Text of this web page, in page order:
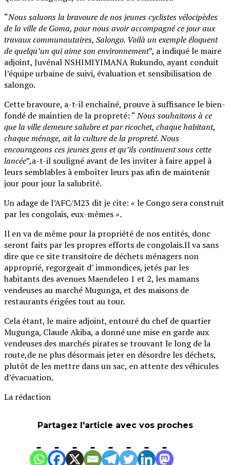
“Nous saluons la bravoure de nos jeunes cyclistes vélocipèdes
de la ville de Goma, pour nous avoir accompagné ce jour aux
travaux communautaires, Salongo. Voilà un exemple éloquent
de quelqu’un qui aime son environnement”, a indiqué le maire
adjoint, Juvénal NSHIMIYIMANA Rukundo, ayant conduit
l’équipe urbaine de suivi, évaluation et sensibilisation de
salongo.
Cette bravoure, a-t-il enchaîné, prouve à suffisance le bien-
fondé de maintien de la propreté: “Nous souhaitons à ce
que la ville demeure salubre et par ricochet, chaque habitant,
chaque ménage, ait la culture de la propreté. Nous
encourageons ces jeunes gens et qu’ils continuent sous cette
lancée”,a-t-il souligné avant de les inviter à faire appel à
leurs semblables à emboîter leurs pas afin de maintenir
jour pour jour la salubrité.
Un adage de l’AFC/M23 dit je cite: « le Congo sera construit
par les congolais, eux-mêmes ».
Il en va de même pour la propriété de nos entités, donc
seront faits par les propres efforts de congolais.Il va sans
dire que ce site transitoire de déchets ménagers non
approprié, regorgeait d’ immondices, jetés par les
habitants des avenues Maendeleo 1 et 2, les mamans
vendeuses au marché Mugunga, et des maisons de
restaurants érigées tout au tour.
Cela étant, le maire adjoint, entouré du chef de quartier
Mugunga, Claude Akiba, a donné une mise en garde aux
vendeuses des marchés pirates se trouvant le long de la
route,de ne plus désormais jeter en désordre les déchets,
plutôt de les mettre dans un sac, en attente des véhicules
d’évacuation.
La rédaction
Partagez l'article avec vos proches